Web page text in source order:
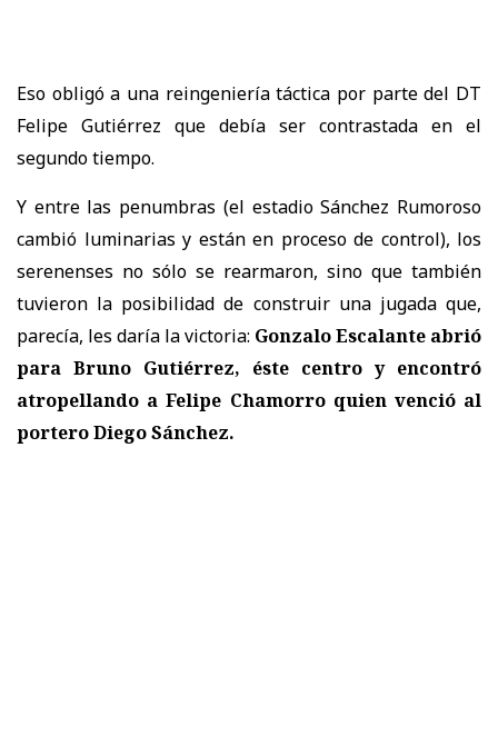
Eso obligó a una reingeniería táctica por parte del DT
Felipe Gutiérrez que debía ser contrastada en el
segundo tiempo.
Y entre las penumbras (el estadio Sánchez Rumoroso
cambió luminarias y están en proceso de control), los
serenenses no sólo se rearmaron, sino que también
tuvieron la posibilidad de construir una jugada que,
parecía, les daría la victoria: Gonzalo Escalante abrió
para Bruno Gutiérrez, éste centro y encontró
atropellando a Felipe Chamorro quien venció al
portero Diego Sánchez.